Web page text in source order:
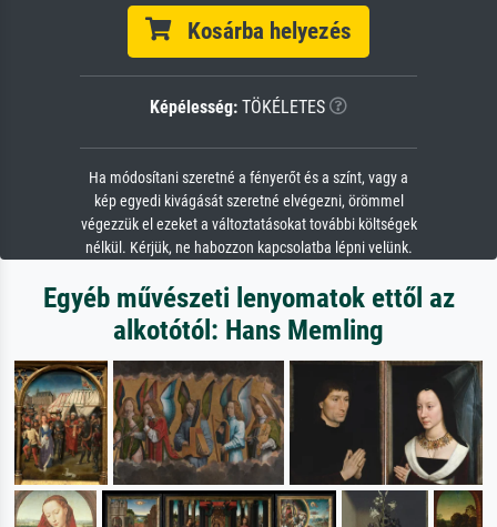
Kosárba helyezés
Képélesség: TÖKÉLETES
Ha módosítani szeretné a fényerőt és a színt, vagy a
kép egyedi kivágását szeretné elvégezni, örömmel
végezzük el ezeket a változtatásokat további költségek
nélkül. Kérjük, ne habozzon kapcsolatba lépni velünk.
Egyéb művészeti lenyomatok ettől az
alkotótól: Hans Memling